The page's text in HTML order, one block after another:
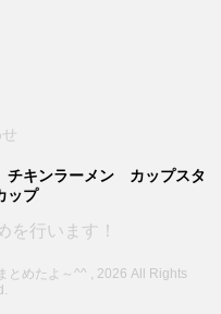
チキンラーメン カップスタ
ップ
を行います！
とめたよ～^^ , 2026 All Rights